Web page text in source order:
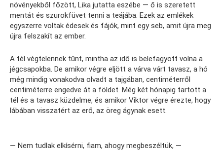
növényekből főzött, Lika jutatta eszébe — ő is szeretett
mentát és szurokfüvet tenni a teájába. Ezek az emlékek
egyszerre voltak édesek és fájók, mint egy seb, amit újra meg
újra felszakít az ember.
A tél végtelennek tűnt, mintha az idő is belefagyott volna a
jégcsapokba. De amikor végre eljött a várva várt tavasz, a hó
még mindig vonakodva olvadt a tajgában, centiméterről
centiméterre engedve át a földet. Még két hónapig tartott a
tél és a tavasz küzdelme, és amikor Viktor végre érezte, hogy
lábában visszatért az erő, az öreg ágynak esett.
— Nem tudlak elkísérni, fiam, ahogy megbeszéltük, —